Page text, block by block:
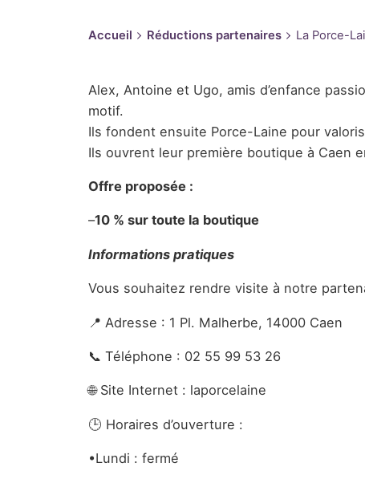
Accueil Réductions partenaires La Porce-
Alex, Antoine et Ugo, amis d’enfance
motif.
Ils fondent ensuite Porce-Laine pour
Ils ouvrent leur première boutique à Caen
Offre proposée :
–10 % sur toute la boutique
Informations pratiques
Vous souhaitez rendre visite à notre
📍 Adresse : 1 Pl. Malherbe, 14000 Caen
📞 Téléphone : 02 55 99 53 26
🌐 Site Internet : laporcelaine
🕒 Horaires d’ouverture :
•Lundi : fermé